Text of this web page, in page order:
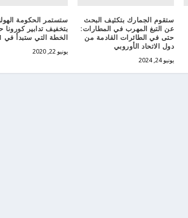
ستقوم الجمارك بتكثيف البحث
عن التبغ المهرب في المطارات:
حتى في الطائرات القادمة من
دول الاتحاد الأوروبي
يونيو 24, 2024
ستستمر الحكومة
بتخفيف تدابير
الخطة التي ستبدأ في 1 يوليو
يونيو 22, 2020